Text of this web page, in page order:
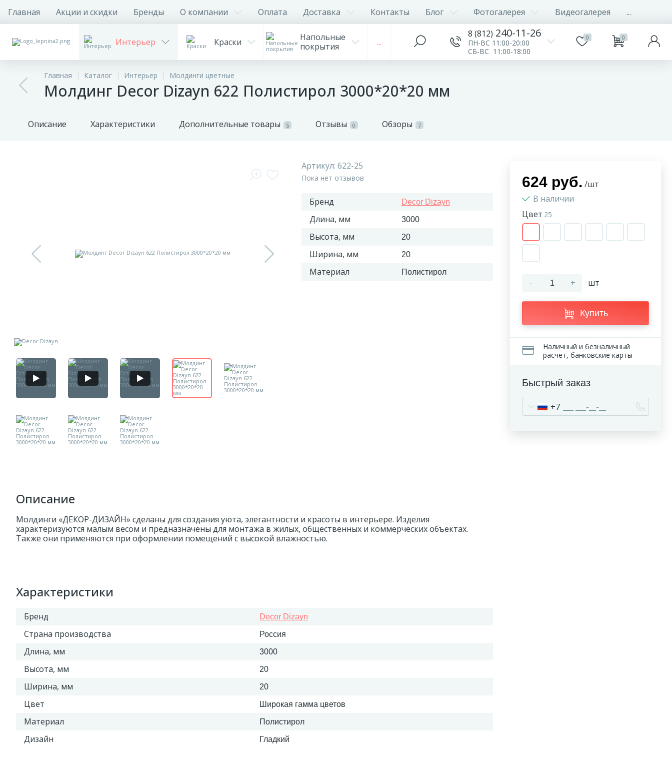
Главная Акции и скидки Бренды О компании Оплата Доставка Контакты Блог Фотогалерея Видеогалерея ...
Интерьер Краски
Напольные
покрытия
...
8 (812) 240-11-26
ПН-ВС 11:00-20:00
СБ-ВС 11:00-18:00
0 0
Главная Каталог Интерьер Молдинги цветные
Молдинг Decor Dizayn 622 Полистирол 3000*20*20 мм
Описание Характеристики Дополнительные товары 5 Отзывы 0 Обзоры 7
Артикул: 622-25
Пока нет отзывов
Бренд Decor Dizayn
Длина, мм 3000
Высота, мм 20
Ширина, мм 20
Материал Полистирол
Описание
Молдинги «ДЕКОР-ДИЗАЙН» сделаны для создания уюта, элегантности и красоты в интерьере. Изделия
характеризуются малым весом и предназначены для монтажа в жилых, общественных и коммерческих объектах.
Также они применяются при оформлении помещений с высокой влажностью.
Характеристики
Бренд Decor Dizayn
Страна производства Россия
Длина, мм 3000
Высота, мм 20
Ширина, мм 20
Цвет Широкая гамма цветов
Материал Полистирол
Дизайн Гладкий
624 руб. /шт
В наличии
Цвет 25
- + шт
Купить
Наличный и безналичный
расчет, банковские карты
Быстрый заказ
+7